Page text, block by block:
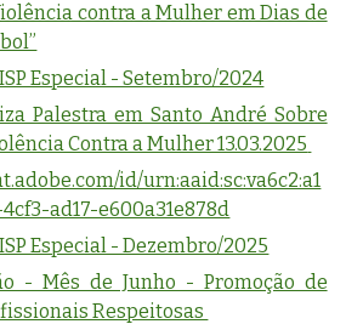
contra a Mulher em Dias de
Especial - Setembro/2024
Palestra em Santo André Sobre
Contra a Mulher 13.03.2025
id/urn:aaid:sc:va6c2:a1
ad17-e600a31e878d
Especial - Dezembro/2025
- Mês de Junho - Promoção de
Respeitosas